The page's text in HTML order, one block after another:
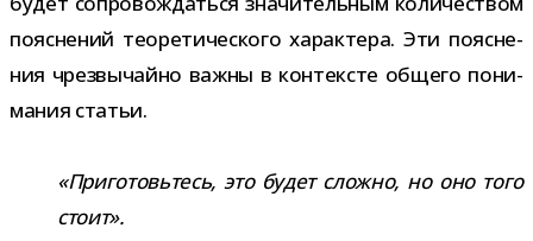
пояс­не­ний тео­ре­ти­че­ского харак­тера. Эти пояс­не­
ния чрез­вы­чайно важны в кон­тек­сте общего пони­
ма­ния статьи.
«Приготовьтесь, это будет сложно, но оно того
стоит».